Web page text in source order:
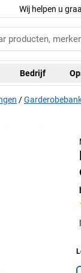
Wij helpen u
Bedrijf